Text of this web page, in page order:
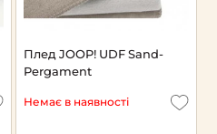
Плед JOOP! UDF Sand-
Pergament
Немає в наявності